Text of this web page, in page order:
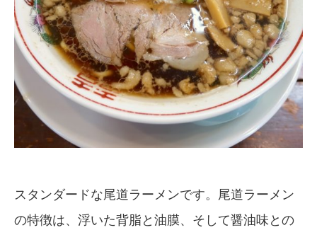
スタンダードな尾道ラーメンです。尾道ラーメン
の特徴は、浮いた背脂と油膜、そして醤油味との